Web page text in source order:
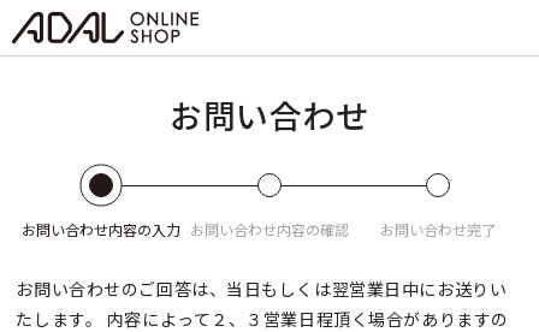
お問い合わせ
お問い合わせ内容の入力 お問い合わせ内容の確認 お問い合わせ完了
お問い合わせのご回答は、当日もしくは翌営業日中にお送りい
たします。
内容によって２、３営業日程頂く場合がありますの